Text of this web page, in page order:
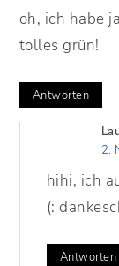
oh, ich habe
tolles grün!
Antworten
2.
hihi, ich
(:
Antworten